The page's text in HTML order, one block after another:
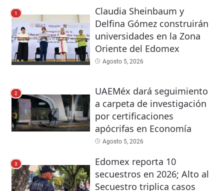
1
Claudia Sheinbaum y
Delfina Gómez construirán
universidades en la Zona
Oriente del Edomex
Agosto 5, 2026
2
UAEMéx dará seguimiento
a carpeta de investigación
por certificaciones
apócrifas en Economía
Agosto 5, 2026
3
Edomex reporta 10
secuestros en 2026; Alto al
Secuestro triplica casos